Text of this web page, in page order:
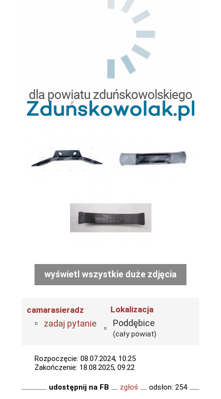
wyświetl wszystkie duże zdjęcia
camarasieradz
zadaj pytanie
Lokalizacja
Poddębice
(cały powiat)
Rozpoczęcie: 08.07.2024, 10:25
Zakończenie: 18.08.2025, 09:22
udostępnij na FB zgłoś odsłon: 254